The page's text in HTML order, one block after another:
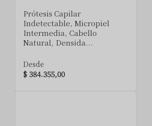
Prótesis Capilar
Indetectable, Micropiel
Intermedia, Cabello
Natural, Densida...
Desde
$ 384.355,00